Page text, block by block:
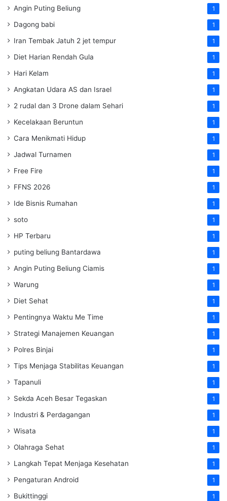
Angin Puting Beliung 1
Dagong babi 1
Iran Tembak Jatuh 2 jet tempur 1
Diet Harian Rendah Gula 1
Hari Kelam 1
Angkatan Udara AS dan Israel 1
2 rudal dan 3 Drone dalam Sehari 1
Kecelakaan Beruntun 1
Cara Menikmati Hidup 1
Jadwal Turnamen 1
Free Fire 1
FFNS 2026 1
Ide Bisnis Rumahan 1
soto 1
HP Terbaru 1
puting beliung Bantardawa 1
Angin Puting Beliung Ciamis 1
Warung 1
Diet Sehat 1
Pentingnya Waktu Me Time 1
Strategi Manajemen Keuangan 1
Polres Binjai 1
Tips Menjaga Stabilitas Keuangan 1
Tapanuli 1
Sekda Aceh Besar Tegaskan 1
Industri & Perdagangan 1
Wisata 1
Olahraga Sehat 1
Langkah Tepat Menjaga Kesehatan 1
Pengaturan Android 1
Bukittinggi 1